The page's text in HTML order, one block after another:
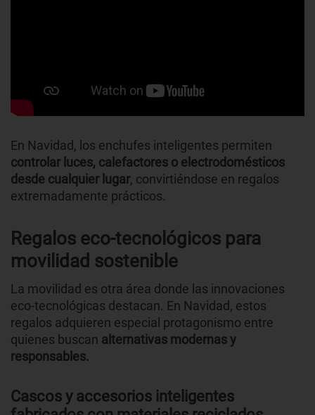
En Navidad, los enchufes inteligentes permiten
controlar luces, calefactores o electrodomésticos
desde cualquier lugar, convirtiéndose en regalos
extremadamente prácticos.
Regalos eco-tecnológicos para
movilidad sostenible
La movilidad es otra área donde las innovaciones
eco-tecnológicas destacan. En Navidad, estos
regalos adquieren especial protagonismo entre
quienes buscan alternativas modernas y
responsables.
Cascos y accesorios inteligentes